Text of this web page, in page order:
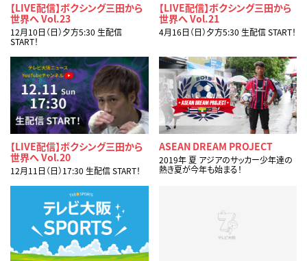
【LIVE配信】ボクシング三田から
世界へ Vol.23
12月10日（日）夕方5:30 生配信
START！
【LIVE配信】ボクシング三田から
世界へ Vol.21
4月16日（日）夕方5:30 生配信 START！
【LIVE配信】ボクシング三田から
世界へ Vol.20
12月11日（日）17:30 生配信 START！
ASEAN DREAM PROJECT
2019年 夏 アジアのサッカー少年達の
熱き夏が今年も始まる！